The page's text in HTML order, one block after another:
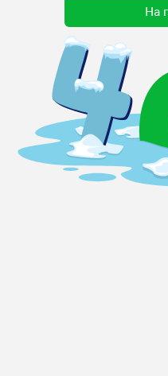
На